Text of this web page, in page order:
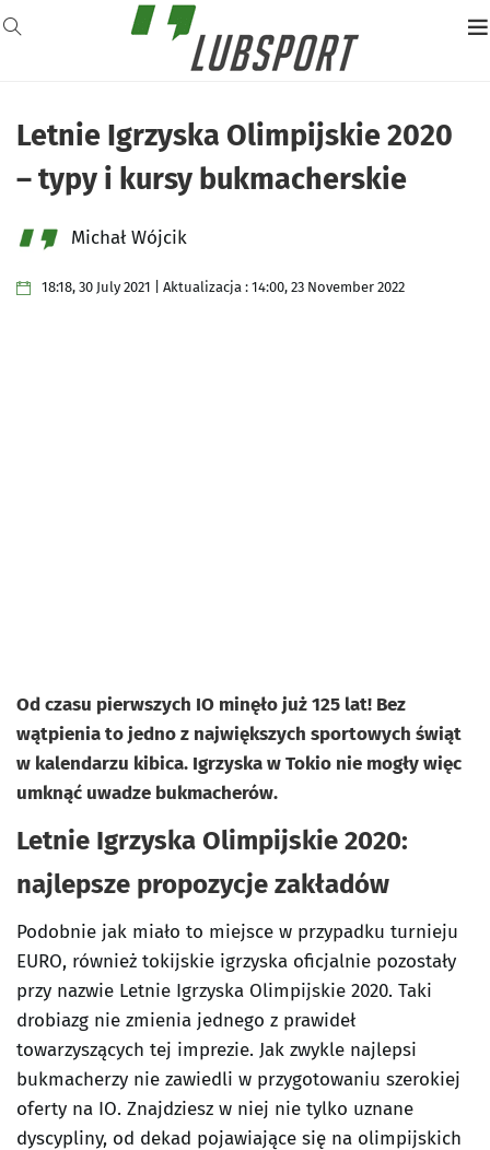
Letnie Igrzyska Olimpijskie 2020
– typy i kursy bukmacherskie
Michał Wójcik
18:18, 30 July 2021 | Aktualizacja : 14:00, 23 November 2022
Od czasu pierwszych IO minęło już 125 lat! Bez
wątpienia to jedno z największych sportowych świąt
w kalendarzu kibica. Igrzyska w Tokio nie mogły więc
umknąć uwadze bukmacherów.
Letnie Igrzyska Olimpijskie 2020:
najlepsze propozycje zakładów
Podobnie jak miało to miejsce w przypadku turnieju
EURO, również tokijskie igrzyska oficjalnie pozostały
przy nazwie Letnie Igrzyska Olimpijskie 2020. Taki
drobiazg nie zmienia jednego z prawideł
towarzyszących tej imprezie. Jak zwykle najlepsi
bukmacherzy nie zawiedli w przygotowaniu szerokiej
oferty na IO. Znajdziesz w niej nie tylko uznane
dyscypliny, od dekad pojawiające się na olimpijskich